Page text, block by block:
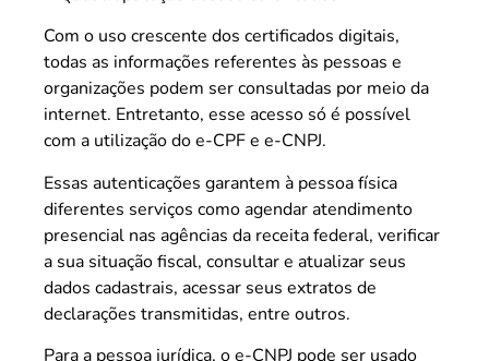
Com o uso crescente dos certificados digitais,
todas as informações referentes às pessoas e
organizações podem ser consultadas por meio da
internet. Entretanto, esse acesso só é possível
com a utilização do e-CPF e e-CNPJ.
Essas autenticações garantem à pessoa física
diferentes serviços como agendar atendimento
presencial nas agências da receita federal, verificar
a sua situação fiscal, consultar e atualizar seus
dados cadastrais, acessar seus extratos de
declarações transmitidas, entre outros.
Para a pessoa jurídica, o e-CNPJ pode ser usado